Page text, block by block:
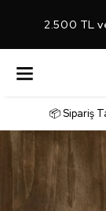
2.500 TL
📦 Sipariş